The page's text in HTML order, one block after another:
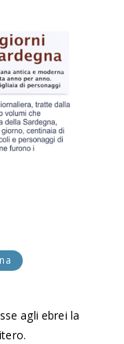
agli ebrei la